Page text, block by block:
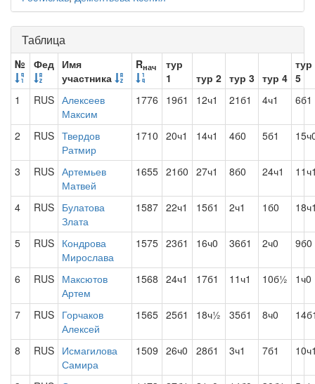
Таблица
№ Фед Имя
участника
Rнач
тур
1
тур 2 тур 3 тур 4
тур
5
1
RUS Алексеев
Максим
1776 19б1 12ч1 21б1 4ч1 6б1
2 RUS Твердов
Ратмир
1710 20ч1 14ч1 4б0 5б1
3 RUS Артемьев
Матвей
1655 21б0 27ч1 8б0 24ч1
4 RUS Булатова
Злата
1587 22ч1 15б1 2ч1 1б0
5 RUS Кондрова
Мирослава
1575 23б1 16ч0 36б1 2ч0 9б0
6 RUS Максютов
Артем
1568 24ч1 17б1 11ч1 10б½ 1ч0
7 RUS Горчаков
Алексей
1565 25б1 18ч½ 35б1 8ч0
8 RUS Исмагилова
Самира
1509 26ч0 28б1 3ч1 7б1